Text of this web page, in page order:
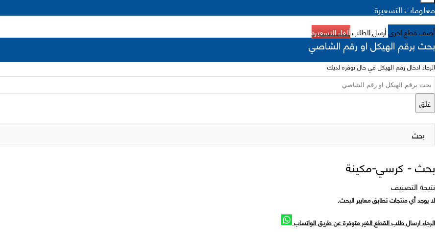
معلومات التسعيرة
أضف قطع اخرىأرسل الطلبألغاء التسعيرة
بحث برقم الهيكل او رقم الشاصي
الرجاء ادخال رقم الهيكل في حال توفره لديك
غلق
بحث
بحث - كرسي-مكينة
نتيجة التصنيف
لا يوجد أي منتجات تطابق معايير البحث.
الرجاء ارسال طلب القطع الغير متوفرة عن طريق الواتساب